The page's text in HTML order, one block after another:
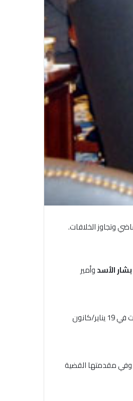
وتجاوز الخلافات.
بشار الأسدوأمير
وقال بيان صدر عقب الاجتماع إن هذه القمة تأتي تنفيذاً لإرادة جماعية من قادة الدول الأربع لتنقية الأجواء العربية وتحقيق المصالحة استكمالاً لما بدأ في قمة الكويت في 19 يناير/كانون
وفي مقدمتها القضية